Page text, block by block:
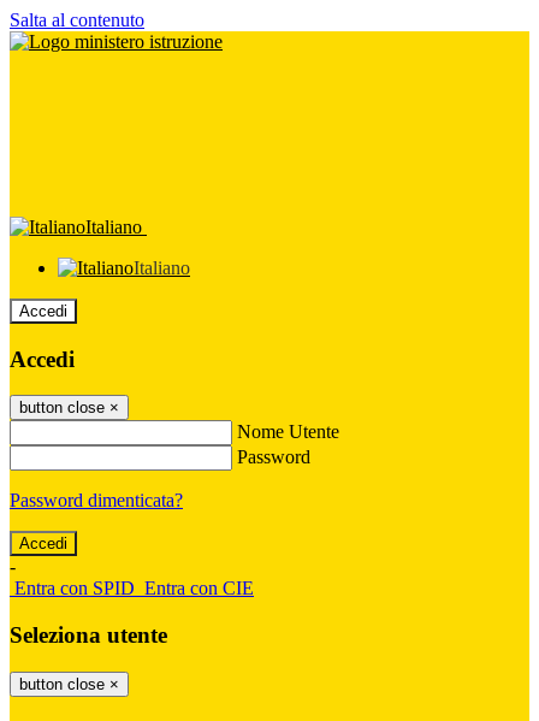
Salta al contenuto
Italiano
Italiano
Accedi
Accedi
button close ×
Nome Utente
Password
Password dimenticata?
-
Entra con SPID Entra con CIE
Seleziona utente
button close ×